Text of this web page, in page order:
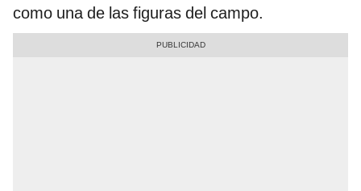
como una de las figuras del campo.